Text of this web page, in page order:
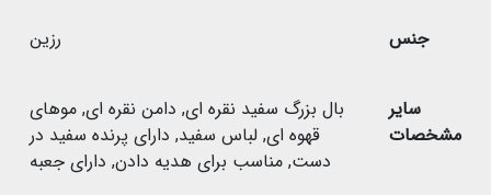
جنس رزین
سایر
مشخصات
بال بزرگ سفید نقره ای, دامن نقره ای, موهای
قهوه ای, لباس سفید, دارای پرنده سفید در
دست, مناسب برای هدیه دادن, دارای جعبه